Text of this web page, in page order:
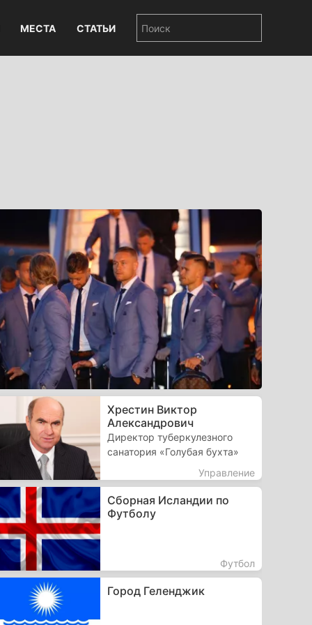
МЕСТА СТАТЬИ
Хрестин Виктор
Александрович
Директор туберкулезного
санатория «Голубая бухта»
Управление
Сборная Исландии по
Футболу
Футбол
Город Геленджик